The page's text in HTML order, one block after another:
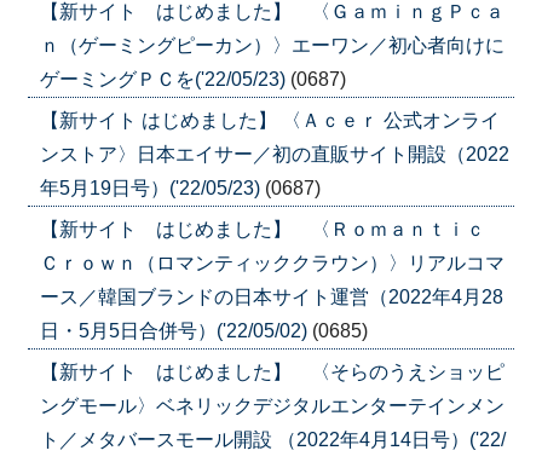
【新サイト はじめました】 〈ＧａｍｉｎｇＰｃａ
ｎ（ゲーミングピーカン）〉エーワン／初心者向けに
ゲーミングＰＣを('22/05/23) (0687)
【新サイト はじめました】 〈Ａｃｅｒ 公式オンライ
ンストア〉日本エイサー／初の直販サイト開設（2022
年5月19日号）('22/05/23) (0687)
【新サイト はじめました】 〈Ｒｏｍａｎｔｉｃ
Ｃｒｏｗｎ（ロマンティッククラウン）〉リアルコマ
ース／韓国ブランドの日本サイト運営（2022年4月28
日・5月5日合併号）('22/05/02) (0685)
【新サイト はじめました】 〈そらのうえショッピ
ングモール〉ベネリックデジタルエンターテインメン
ト／メタバースモール開設 （2022年4月14日号）('22/